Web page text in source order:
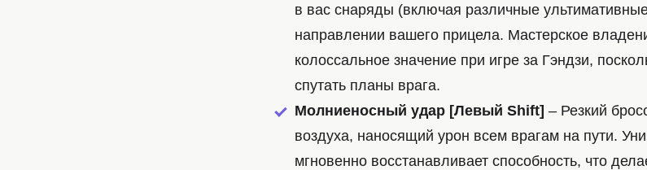
в вас снаряды (включая различные
направлении вашего прицела. Мастерское
колоссальное значение при игре за Гэндзи,
спутать планы врага.
Молниеносный удар [Левый Shift] – Резкий
воздуха, наносящий урон всем врагам на пути.
мгновенно восстанавливает способность, что